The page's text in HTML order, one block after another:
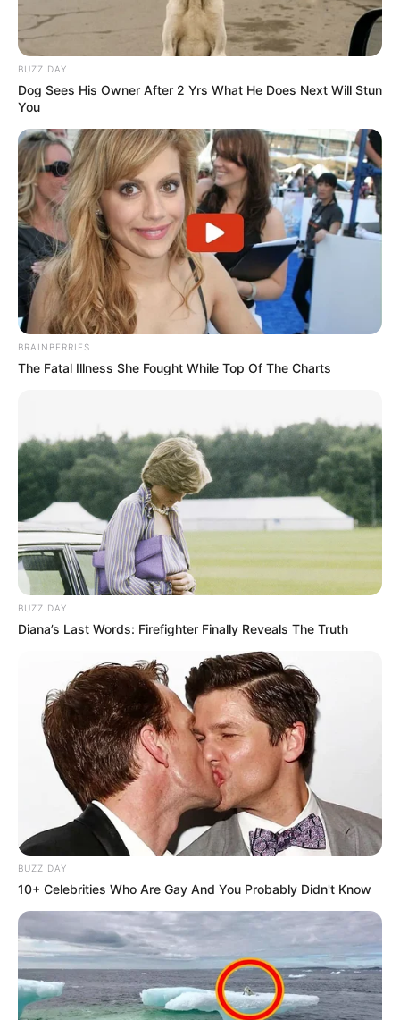
BUZZ DAY
Dog Sees His Owner After 2 Yrs What He Does Next Will Stun
You
BRAINBERRIES
The Fatal Illness She Fought While Top Of The Charts
BUZZ DAY
Diana’s Last Words: Firefighter Finally Reveals The Truth
BUZZ DAY
10+ Celebrities Who Are Gay And You Probably Didn't Know